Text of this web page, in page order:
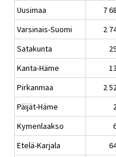
Uusimaa
7
Varsinais-Suomi
2
Satakunta
Kanta-Häme
Pirkanmaa
2
Päijät-Häme
Kymenlaakso
Etelä-Karjala